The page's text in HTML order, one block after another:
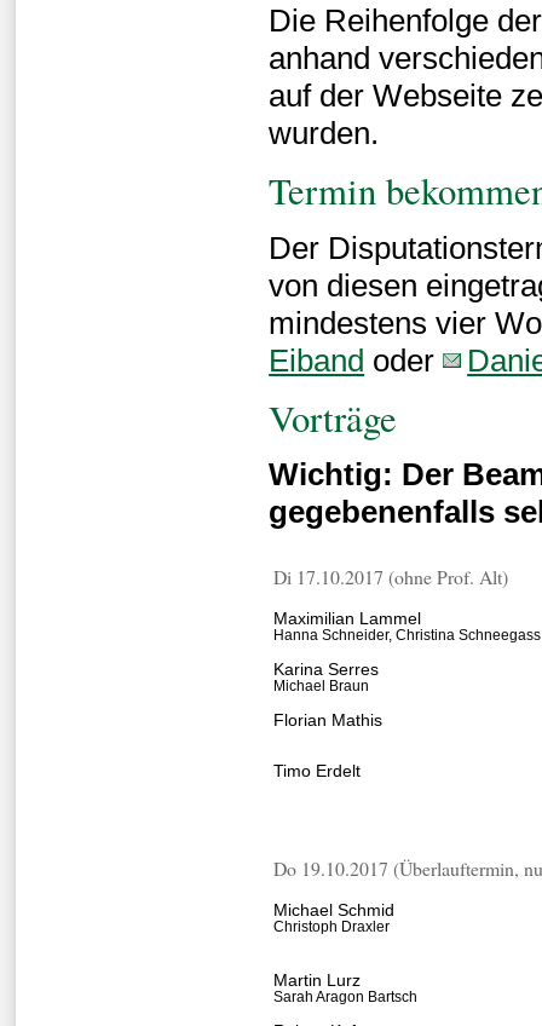
Die Reihenfolge
anhand
auf der Webseite
wurden.
Termin
Der
von diesen
mindestens vier
Eiband oder
Vorträge
Wichtig: Der
gegebenenfalls
Di 17.10.2017 (ohne Prof. Alt)
Maximilian Lammel
Hanna Schneider, Christina Schneegass
Karina Serres
Michael Braun
Florian Mathis
Timo Erdelt
Do 19.10.2017 (Überlauftermin,
Michael Schmid
Christoph Draxler
Martin Lurz
Sarah Aragon Bartsch